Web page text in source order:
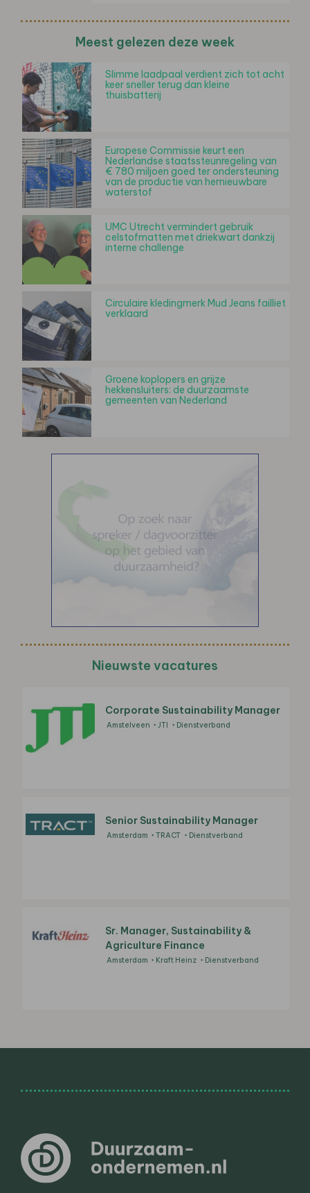
Meest gelezen deze week
Slimme laadpaal verdient zich tot acht
keer sneller terug dan kleine
thuisbatterij
Europese Commissie keurt een
Nederlandse staatssteunregeling van
€ 780 miljoen goed ter ondersteuning
van de productie van hernieuwbare
waterstof
UMC Utrecht vermindert gebruik
celstofmatten met driekwart dankzij
interne challenge
Circulaire kledingmerk Mud Jeans failliet
verklaard
Groene koplopers en grijze
hekkensluiters: de duurzaamste
gemeenten van Nederland
Nieuwste vacatures
Corporate Sustainability Manager
Amstelveen JTI Dienstverband
Senior Sustainability Manager
Amsterdam TRACT Dienstverband
Sr. Manager, Sustainability &
Agriculture Finance
Amsterdam Kraft Heinz Dienstverband